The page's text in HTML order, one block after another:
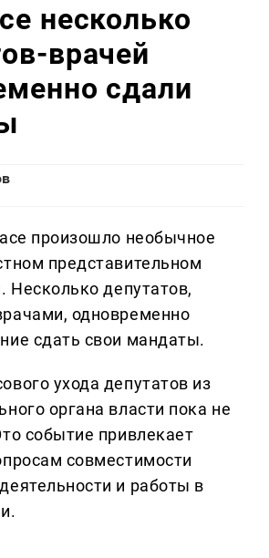
несколько
врачей
сдали
произошло необычное
представительном
Несколько депутатов,
одновременно
сдать свои мандаты.
ухода депутатов из
органа власти пока не
событие привлекает
совместимости
и работы в